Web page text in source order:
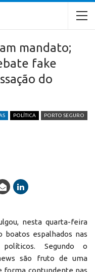
mandato;
fake
do
POLÍTICA PORTO SEGURO
nesta quarta-feira
boatos espalhados nas
Segundo o
são fruto de uma
forma contundente nas